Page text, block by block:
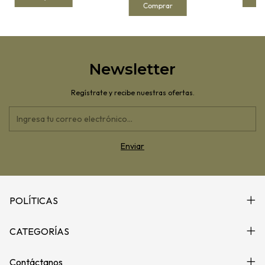
Newsletter
Regístrate y recibe nuestras ofertas.
POLÍTICAS
CATEGORÍAS
Contáctanos